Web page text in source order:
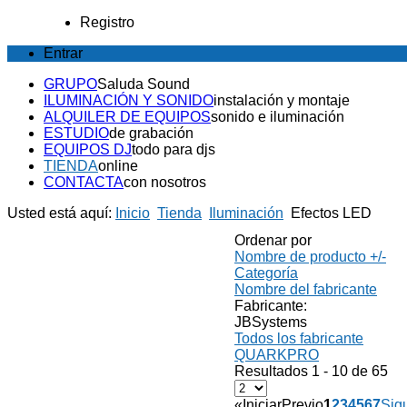
Registro
Entrar
GRUPOSaluda Sound
ILUMINACIÓN Y SONIDOinstalación y montaje
ALQUILER DE EQUIPOSsonido e iluminación
ESTUDIOde grabación
EQUIPOS DJtodo para djs
TIENDAonline
CONTACTAcon nosotros
Usted está aquí: Inicio Tienda Iluminación
Efectos LED
Ordenar por
Nombre de producto +/-
Categoría
Nombre del fabricante
Fabricante:
JBSystems
Todos los fabricante
QUARKPRO
Resultados 1 - 10 de 65